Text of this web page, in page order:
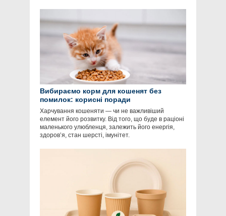
Вибираємо корм для кошенят без
помилок: корисні поради
Харчування кошеняти — чи не важливіший
елемент його розвитку. Від того, що буде в раціоні
маленького улюбленця, залежить його енергія,
здоров’я, стан шерсті, імунітет.